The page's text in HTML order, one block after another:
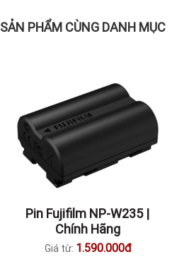
SẢN PHẨM CÙNG DANH MỤC
Pin Fujifilm NP-W235 |
Chính Hãng
Giá từ: 1.590.000đ